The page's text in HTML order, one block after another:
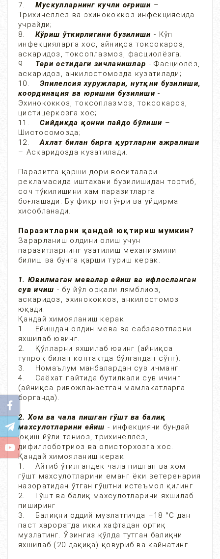
7.
Мускулларнинг кучли оғриши –
Трихинеллёз ва эхинококкоз инфекциясида
учрайди;
8. Кўриш ўткирлигини бузилиши - Кўп
инфекцияларга хос, айниқса токсокароз,
аскаридоз, токсоплазмоз, фасциолёзга;
9.
Тери остидаги зичланишлар - Фасциолёз,
аскаридоз, анкилостомозда кузатилади;
10.Эпилепсия хуружлари, нутқни бузилиши,
координация ва юришни бузилиши -
Эхинококкоз, токсоплазмоз, токсокароз,
цистицеркозга хос;
11.Сийдикда қонни пайдо бўлиши –
Шистосомозда;
12.
Ахлат билан бирга қуртларни ажралиши
– Аскаридозда кузатилади.
Паразитга қарши дори воситалари
рекламасида иштахани бузилишидан тортиб,
соч тўкилишини хам паразитларга
боғлашади. Бу фикр нотўғри ва уйдирма
хисобланади.
Паразитларни қандай юқтириш мумкин?
Зарарланиш олдини олиш учун
паразитларнинг узатилиш механизмини
билиш ва бунга қарши туриш керак.
1. Ювилмаган мевалар ейиш ва ифлосланган
сув ичиш - бу йўл орқали лямблиоз,
аскаридоз, эхинококкоз, анкилостомоз
юқади.
Қандай химояланиш керак:
1. Ейишдан олдин мева ва сабзавотларни
яхшилаб ювинг.
2. Қўлларни яхшилаб ювинг (айниқса
тупроқ билан контактда бўлгандан сўнг).
3. Номаълум манбалардан сув ичманг.
4. Саёхат пайтида бутилкали сув ичинг
(айниқса ривожланаётган мамлакатларга
борганда).
2. Хом ва чала пишган гўшт ва балиқ
махсулотларини ейиш - инфекцияни бундай
юқиш йўли тениоз, трихинеллёз,
дифиллоботриоз ва описторхозга хос.
Қандай химояланиш керак:
1. Айтиб ўтилгандек чала пишган ва хом
гўшт махсулотларини еманг ёки ветеренария
назоратидан ўтган гўштни истеъмол қилинг
2. Гўшт ва балиқ махсулотларини яхшилаб
пиширинг
3. Балиқни оддий музлатгичда –18 °С дан
паст хароратда икки хафтадан ортиқ
музлатинг. Ўзингиз қўлда тутган балиқни
яхшилаб (20 дақиқа) қовуриб ва қайнатинг.